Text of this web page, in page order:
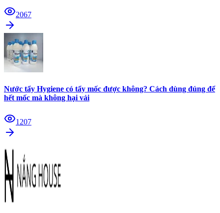
2067
Nước tẩy Hygiene có tẩy mốc được không? Cách dùng đúng để
hết mốc mà không hại vải
1207